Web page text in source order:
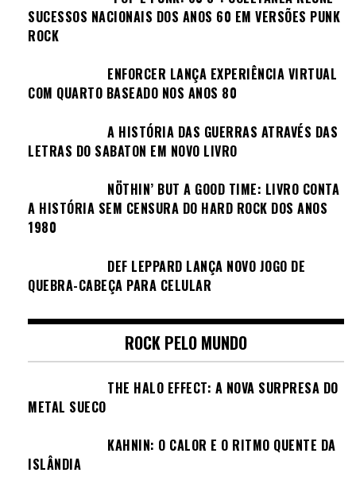
SUCESSOS NACIONAIS DOS ANOS 60 EM VERSÕES PUNK
ROCK
ENFORCER LANÇA EXPERIÊNCIA VIRTUAL
COM QUARTO BASEADO NOS ANOS 80
A HISTÓRIA DAS GUERRAS ATRAVÉS DAS
LETRAS DO SABATON EM NOVO LIVRO
NÖTHIN’ BUT A GOOD TIME: LIVRO CONTA
A HISTÓRIA SEM CENSURA DO HARD ROCK DOS ANOS
1980
DEF LEPPARD LANÇA NOVO JOGO DE
QUEBRA-CABEÇA PARA CELULAR
ROCK PELO MUNDO
THE HALO EFFECT: A NOVA SURPRESA DO
METAL SUECO
KAHNIN: O CALOR E O RITMO QUENTE DA
ISLÂNDIA